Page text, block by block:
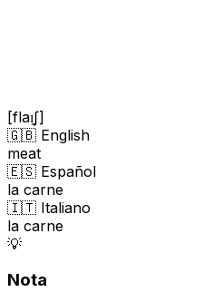
[flaɪ̯ʃ]
🇬🇧 English
meat
🇪🇸 Español
la carne
🇮🇹 Italiano
la carne
💡
Nota